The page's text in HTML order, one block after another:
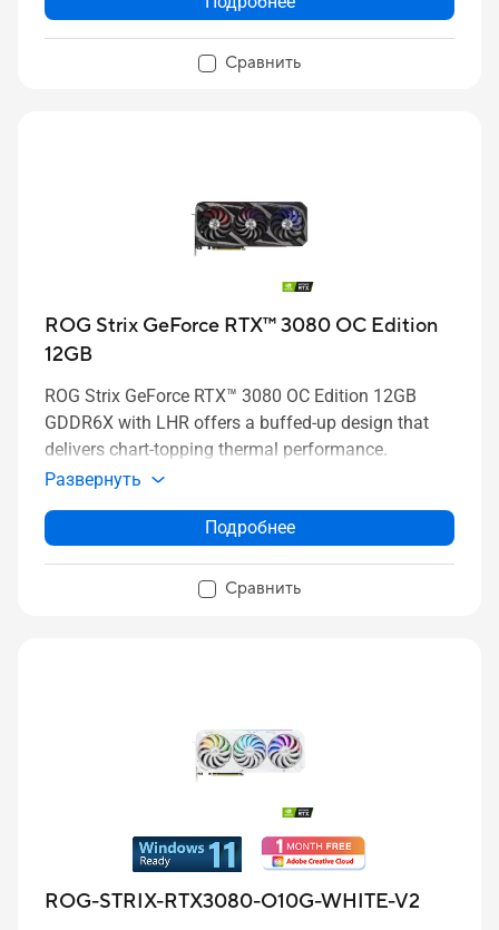
Сравнить
ROG Strix GeForce RTX™ 3080 OC Edition
12GB
ROG Strix GeForce RTX™ 3080 OC Edition 12GB
GDDR6X with LHR offers a buffed-up design that
delivers chart-topping thermal performance.
Развернуть
Подробнее
Сравнить
ROG-STRIX-RTX3080-O10G-WHITE-V2